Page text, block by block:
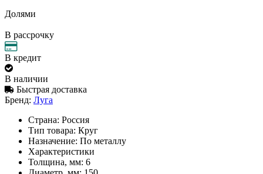
Долями
В рассрочку
В кредит
В наличии
Быстрая доставка
Бренд: Луга
Страна: Россия
Тип товара: Круг
Назначение: По металлу
Характеристики
Толщина, мм: 6